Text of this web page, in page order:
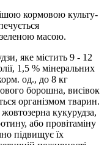
кормовою культу­
масою.
яке містить 9 - 12
1,5 % мінеральних
од., до 8 кг
борошна, висівок
організмом тварин.
кукурудза,
або провітаміну
підвищує їх